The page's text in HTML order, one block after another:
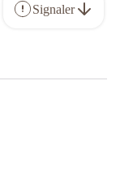
Signaler